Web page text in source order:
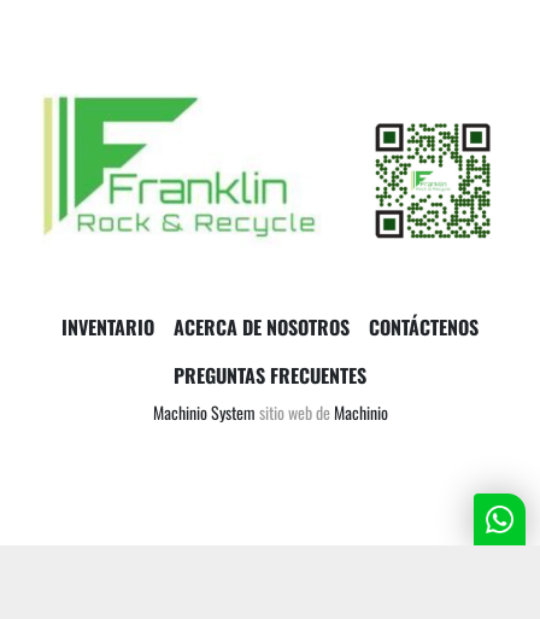
INVENTARIO ACERCA DE NOSOTROS
CONTÁCTENOS
PREGUNTAS FRECUENTES
Machinio Systemsitio web deMachinio